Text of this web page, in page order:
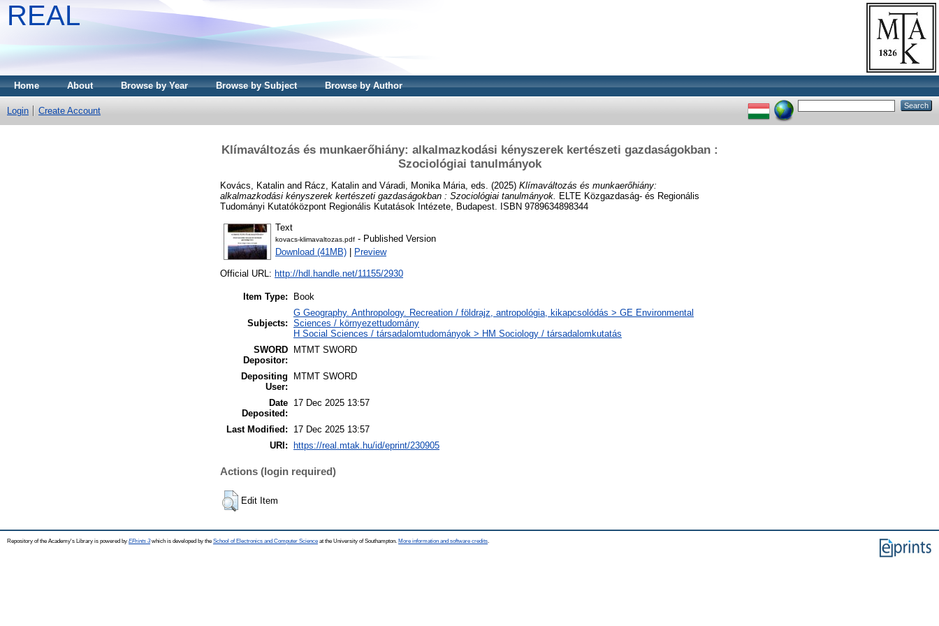
REAL
Home About Browse by Year Browse by Subject Browse by Author
Login Create Account
Klímaváltozás és munkaerőhiány: alkalmazkodási kényszerek kertészeti gazdaságokban :
Szociológiai tanulmányok
Kovács, Katalin and Rácz, Katalin and Váradi, Monika Mária , eds. (2025) Klímaváltozás és munkaerőhiány:
alkalmazkodási kényszerek kertészeti gazdaságokban : Szociológiai tanulmányok. ELTE Közgazdaság- és Regionális
Tudományi Kutatóközpont Regionális Kutatások Intézete, Budapest. ISBN 9789634898344
Text
kovacs-klimavaltozas.pdf - Published Version
Download (41MB)
Preview
Official URL: http://hdl.handle.net/11155/2930
Item Type: Book
Subjects:
G Geography. Anthropology. Recreation / földrajz, antropológia, kikapcsolódás > GE Environmental
Sciences / környezettudomány
H Social Sciences / társadalomtudományok > HM Sociology / társadalomkutatás
SWORD
Depositor:
MTMT SWORD
Depositing
User:
MTMT SWORD
Date
Deposited:
17 Dec 2025 13:57
Last Modified:
17 Dec 2025 13:57
URI:
https://real.mtak.hu/id/eprint/230905
Actions (login required)
Edit Item
Repository of the Academy's Library is powered by EPrints 3which is developed by the School of Electronics and Computer Science at the University of Southampton. More information and software credits